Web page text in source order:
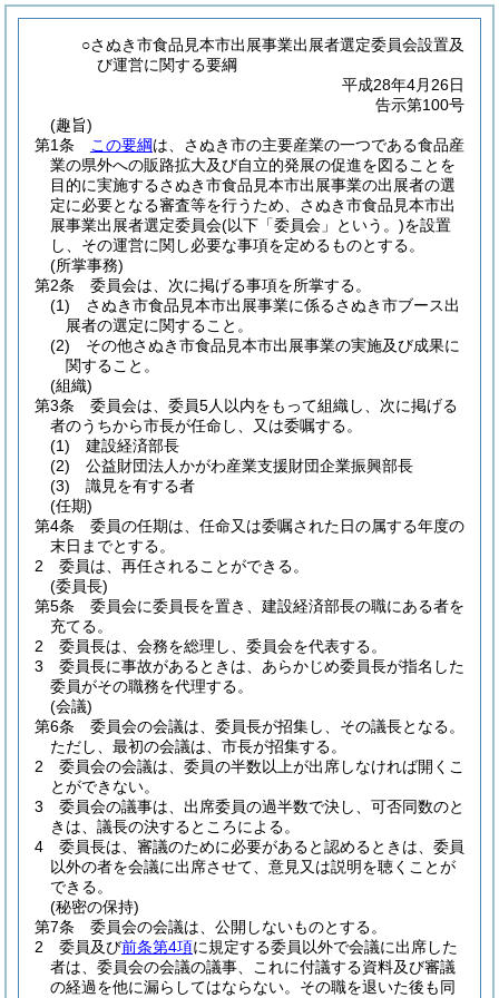
○さぬき市食品見本市出展事業出展者選定委員会設置及
び運営に関する要綱
平成28年4月26日
告示第100号
(趣旨)
第1条
この要綱は、さぬき市の主要産業の一つである食品産
業の県外への販路拡大及び自立的発展の促進を図ることを
目的に実施するさぬき市食品見本市出展事業の出展者の選
定に必要となる審査等を行うため、さぬき市食品見本市出
展事業出展者選定委員会(以下「委員会」という。)を設置
し、その運営に関し必要な事項を定めるものとする。
(所掌事務)
第2条
委員会は、次に掲げる事項を所掌する。
(1)
さぬき市食品見本市出展事業に係るさぬき市ブース出
展者の選定に関すること。
(2)
その他さぬき市食品見本市出展事業の実施及び成果に
関すること。
(組織)
第3条
委員会は、委員5人以内をもって組織し、次に掲げる
者のうちから市長が任命し、又は委嘱する。
(1)
建設経済部長
(2)
公益財団法人かがわ産業支援財団企業振興部長
(3)
識見を有する者
(任期)
第4条
委員の任期は、任命又は委嘱された日の属する年度の
末日までとする。
2
委員は、再任されることができる。
(委員長)
第5条
委員会に委員長を置き、建設経済部長の職にある者を
充てる。
2
委員長は、会務を総理し、委員会を代表する。
3
委員長に事故があるときは、あらかじめ委員長が指名した
委員がその職務を代理する。
(会議)
第6条
委員会の会議は、委員長が招集し、その議長となる。
ただし、最初の会議は、市長が招集する。
2
委員会の会議は、委員の半数以上が出席しなければ開くこ
とができない。
3
委員会の議事は、出席委員の過半数で決し、可否同数のと
きは、議長の決するところによる。
4
委員長は、審議のために必要があると認めるときは、委員
以外の者を会議に出席させて、意見又は説明を聴くことが
できる。
(秘密の保持)
第7条
委員会の会議は、公開しないものとする。
2
委員及び前条第4項に規定する委員以外で会議に出席した
者は、委員会の会議の議事、これに付議する資料及び審議
の経過を他に漏らしてはならない。 その職を退いた後も同